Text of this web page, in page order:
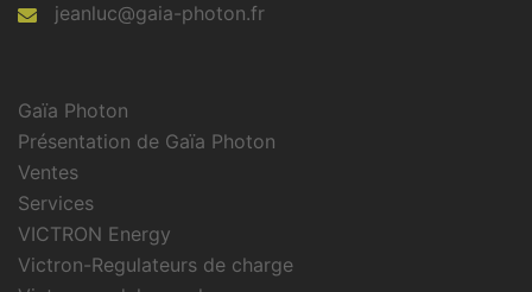
jeanluc@gaia-photon.fr
Gaïa Photon
Présentation de Gaïa Photon
Ventes
Services
VICTRON Energy
Victron-Regulateurs de charge